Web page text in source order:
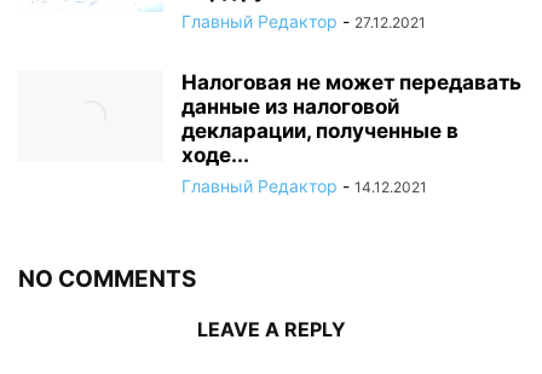
Главный Редактор - 27.12.2021
Налоговая не может передавать
данные из налоговой
декларации, полученные в
ходе...
Главный Редактор - 14.12.2021
NO COMMENTS
LEAVE A REPLY